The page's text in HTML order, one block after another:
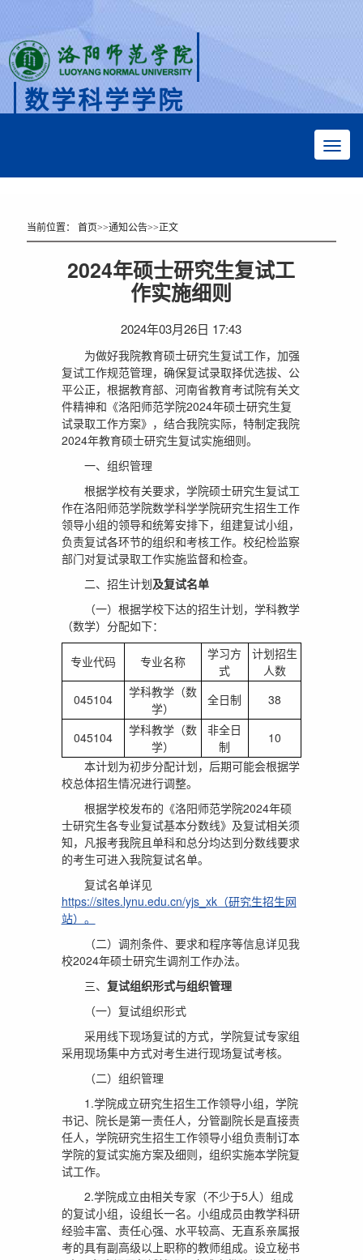
数学科学学院
当前位置：首页>>通知公告>>正文
2024年硕士研究生复试工
作实施细则
2024年03月26日 17:43
为做好我院教育硕士研究生复试工作，加强
复试工作规范管理，确保复试录取择优选拔、公
平公正，根据教育部、河南省教育考试院有关文
件精神和《洛阳师范学院2024年硕士研究生复
试录取工作方案》，结合我院实际，特制定我院
2024年教育硕士研究生复试实施细则。
一、组织管理
根据学校有关要求，学院硕士研究生复试工
作在洛阳师范学院数学科学学院研究生招生工作
领导小组的领导和统筹安排下，组建复试小组，
负责复试各环节的组织和考核工作。校纪检监察
部门对复试录取工作实施监督和检查。
二、招生计划及复试名单
（一）根据学校下达的招生计划，学科教学
（数学）分配如下：
专业代码 专业名称
学习方
式
计划招生
人数
045104
学科教学（数
学）
全日制 38
045104
学科教学（数
学）
非全日
制
10
本计划为初步分配计划，后期可能会根据学
校总体招生情况进行调整。
根据学校发布的《洛阳师范学院2024年硕
士研究生各专业复试基本分数线》及复试相关须
知，凡报考我院且单科和总分均达到分数线要求
的考生可进入我院复试名单。
复试名单详见
https://sites.lynu.edu.cn/yjs_xk（研究生招生网
站）。
（二）调剂条件、要求和程序等信息详见我
校2024年硕士研究生调剂工作办法。
三、 复试组织形式与组织管理
（一）复试组织形式
采用线下现场复试的方式，学院复试专家组
采用现场集中方式对考生进行现场复试考核。
（二）组织管理
1.学院成立研究生招生工作领导小组，学院
书记、院长是第一责任人，分管副院长是直接责
任人，学院研究生招生工作领导小组负责制订本
学院的复试实施方案及细则，组织实施本学院复
试工作。
2.学院成立由相关专家（不少于5人）组成
的复试小组，设组长一名。小组成员由教学科研
经验丰富、责任心强、水平较高、无直系亲属报
考的具有副高级以上职称的教师组成。设立秘书